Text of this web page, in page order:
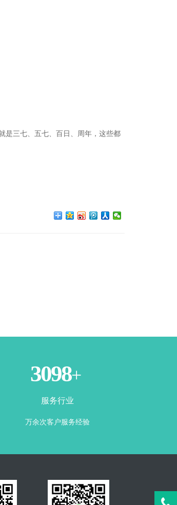
是三七、五七、百日、周年，这些都
3500+
服务行业
万余次客户服务经验